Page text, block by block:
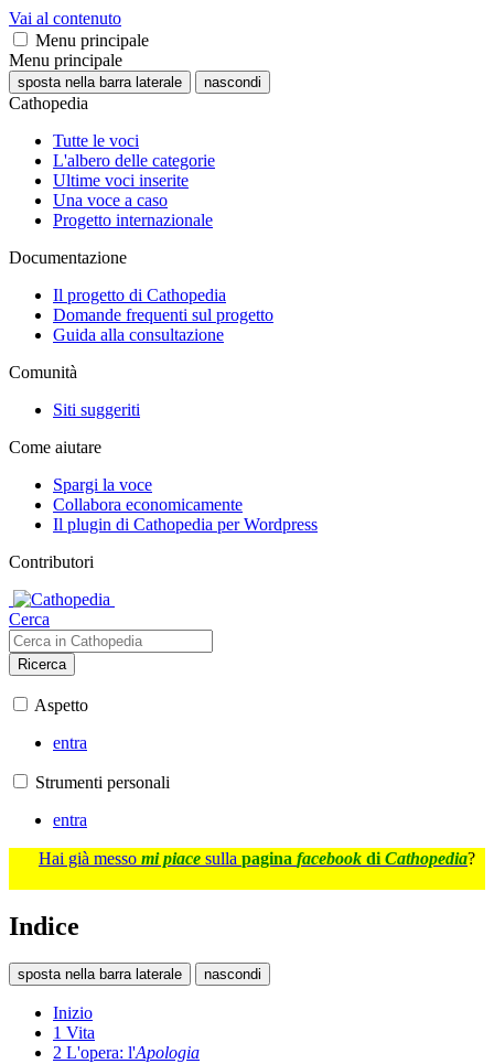
Vai al contenuto
Menu principale
Menu principale
sposta nella barra laterale nascondi
Cathopedia
Tutte le voci
L'albero delle categorie
Ultime voci inserite
Una voce a caso
Progetto internazionale
Documentazione
Il progetto di Cathopedia
Domande frequenti sul progetto
Guida alla consultazione
Comunità
Siti suggeriti
Come aiutare
Spargi la voce
Collabora economicamente
Il plugin di Cathopedia per Wordpress
Contributori
Cerca
Ricerca
Aspetto
entra
Strumenti personali
entra
Hai già messo mi piace sulla pagina facebook di Cathopedia?
Indice
sposta nella barra laterale nascondi
Inizio
1 Vita
2 L'opera: l'Apologia